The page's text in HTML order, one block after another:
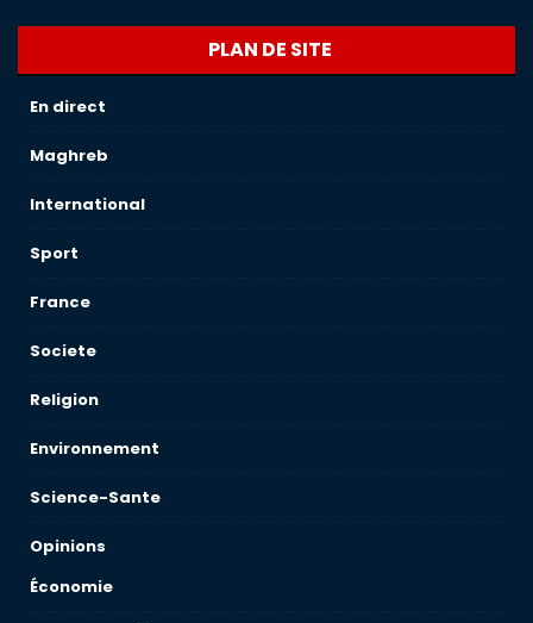
PLAN DE SITE
En direct
Maghreb
International
Sport
France
Societe
Religion
Environnement
Science-Sante
Opinions
Économie